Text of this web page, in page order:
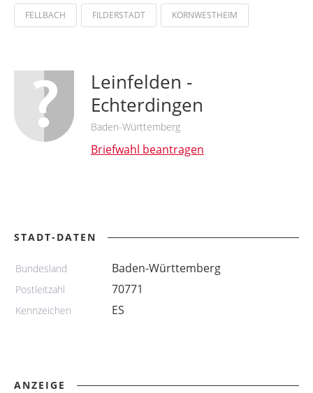
FELLBACH FILDERSTADT KORNWESTHEIM
Leinfelden -
Echterdingen
Baden-Württemberg
Briefwahl beantragen
STADT-DATEN
Bundesland Baden-Württemberg
Postleitzahl 70771
Kennzeichen ES
ANZEIGE